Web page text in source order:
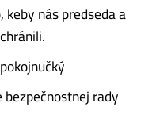
nás predseda a
bezpečnostnej rady